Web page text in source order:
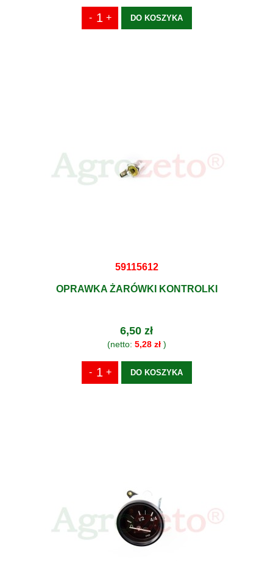
DO KOSZYKA
59115612
OPRAWKA ŻARÓWKI KONTROLKI
6,50 zł
(netto: 5,28 zł)
DO KOSZYKA